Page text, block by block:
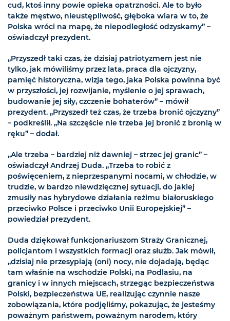
cud, ktoś inny powie opieka opatrzności. Ale to było
także męstwo, nieustępliwość, głęboka wiara w to, że
Polska wróci na mapę, że niepodległość odzyskamy” –
oświadczył prezydent.
„Przyszedł taki czas, że dzisiaj patriotyzmem jest nie
tylko, jak mówiliśmy przez lata, praca dla ojczyzny,
pamięć historyczna, wizja tego, jaka Polska powinna być
w przyszłości, jej rozwijanie, myślenie o jej sprawach,
budowanie jej siły, czczenie bohaterów” – mówił
prezydent. „Przyszedł też czas, że trzeba bronić ojczyzny”
– podkreślił. „Na szczęście nie trzeba jej bronić z bronią w
ręku” – dodał.
„Ale trzeba – bardziej niż dawniej – strzec jej granic” –
oświadczył Andrzej Duda. „Trzeba to robić z
poświęceniem, z nieprzespanymi nocami, w chłodzie, w
trudzie, w bardzo niewdzięcznej sytuacji, do jakiej
zmusiły nas hybrydowe działania reżimu białoruskiego
przeciwko Polsce i przeciwko Unii Europejskiej” –
powiedział prezydent.
Duda dziękował funkcjonariuszom Straży Granicznej,
policjantom i wszystkich formacji oraz służb. Jak mówił,
„dzisiaj nie przesypiają (oni) nocy, nie dojadają, będąc
tam właśnie na wschodzie Polski, na Podlasiu, na
granicy i w innych miejscach, strzegąc bezpieczeństwa
Polski, bezpieczeństwa UE, realizując czynnie nasze
zobowiązania, które podjęliśmy, pokazując, że jesteśmy
poważnym państwem, poważnym narodem, który